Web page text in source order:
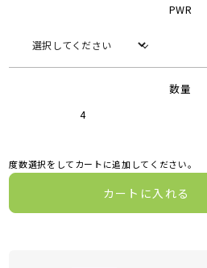
PWR
数量
4
度数選択をしてカートに追加してください。
カートに入れる